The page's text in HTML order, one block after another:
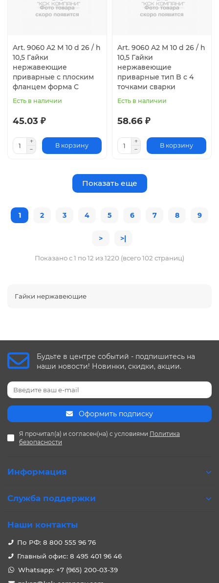
Art. 9060 A2 M 10 d 26 / h
10,5 Гайки
нержавеющие
приварные с плоским
фланцем форма C
Есть в наличии
45.03 ₽
В корзину
Art. 9060 A2 M 10 d 26 / h
10,5 Гайки
нержавеющие
приварные тип B с 4
точками сварки
Есть в наличии
58.66 ₽
В корзину
Показать еще
1 2 3 4 5 6 7 8 9
> >|
Показано с 1 по 12 из 1220 (всего 102 страниц)
Гайки нержавеющие
Будьте в центре событий - подпишитесь на
наши новости! Новинки, скидки, акции.
Оформить подписку
Я прочитал(а) и согласен(на) с условиями Политика
безопасности
Информация
Служба поддержки
Наши контакты
По РФ: 8 800 555 96 76
Главный офис: 8 495 401 96 46
Whatsapp: +7 (965) 200-03-39